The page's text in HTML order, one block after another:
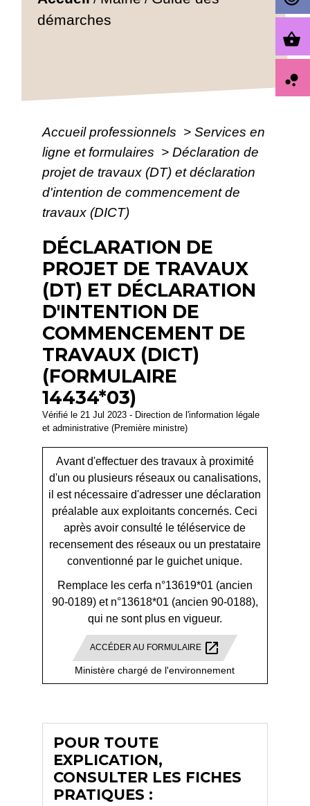
démarches
Accueil professionnels > Services en
ligne et formulaires > Déclaration de
projet de travaux (DT) et déclaration
d'intention de commencement de
travaux (DICT)
DÉCLARATION DE
PROJET DE TRAVAUX
(DT) ET DÉCLARATION
D'INTENTION DE
COMMENCEMENT DE
TRAVAUX (DICT)
(FORMULAIRE
14434*03)
Vérifié le 21 Jul 2023 - Direction de l'information légale
et administrative (Première ministre)
Avant d'effectuer des travaux à proximité
d'un ou plusieurs réseaux ou canalisations,
il est nécessaire d'adresser une déclaration
préalable aux exploitants concernés. Ceci
après avoir consulté le téléservice de
recensement des réseaux ou un prestataire
conventionné par le guichet unique.
Remplace les cerfa n°13619*01 (ancien
90-0189) et n°13618*01 (ancien 90-0188),
qui ne sont plus en vigueur.
ACCÉDER AU FORMULAIRE open_in_new
Ministère chargé de l'environnement
POUR TOUTE
EXPLICATION,
CONSULTER LES FICHES
PRATIQUES :
shopping_basket
bubble_chart